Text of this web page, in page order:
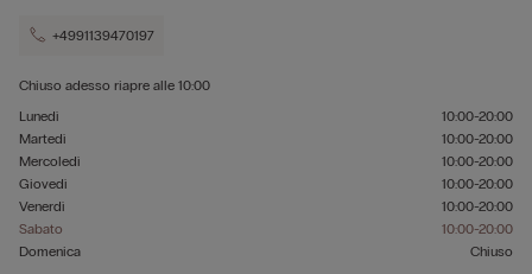
+4991139470197
Chiuso adesso riapre alle 10:00
Lunedì
10:00-20:00
Martedì
10:00-20:00
Mercoledì
10:00-20:00
Giovedì
10:00-20:00
Venerdì
10:00-20:00
Sabato
10:00-20:00
Domenica
Chiuso